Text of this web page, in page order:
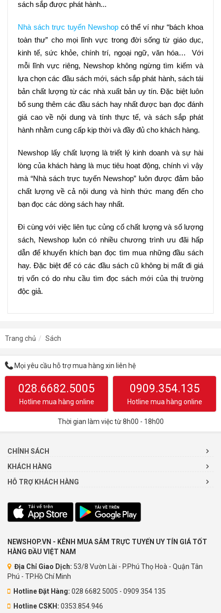
sách sắp được phát hành...
Nhà sách trực tuyến Newshop có thể ví như “bách khoa
toàn thư” cho mọi lĩnh vực trong đời sống từ giáo dục,
kinh tế, sức khỏe, chính trí, ngoại ngữ, văn hóa…  Với
mỗi lĩnh vực riêng, Newshop không ngừng tìm kiếm và
lựa chọn các đầu sách mới, sách sắp phát hành, sách tái
bản chất lượng từ các nhà xuất bản uy tín. Đặc biệt luôn
bổ sung thêm các đầu sách hay nhất được bạn đọc đánh
giá cao về nội dung và tính thực tế, và sách sắp phát
hành nhằm cung cấp kịp thời và đầy đủ cho khách hàng.
Newshop lấy chất lượng là triết lý kinh doanh và sự hài
lòng của khách hàng là mục tiêu hoạt động, chính vì vậy
mà “Nhà sách trực tuyến Newshop” luôn được đảm bảo
chất lượng về cả nội dung và hình thức mang đến cho
bạn đọc các dòng sách hay nhất.
Đi cùng với việc liên tục củng cố chất lượng và số lượng
sách, Newshop luôn có nhiều chương trình ưu đãi hấp
dẫn để khuyến khích bạn đọc tìm mua những đầu sách
hay. Đặc biệt để có các đầu sách cũ không bị mất đi giá
trị vốn có do nhu cầu tìm đọc sách mới của thị trường
độc giả.
Trang chủ Sách
Mọi yêu cầu hỗ trợ mua hàng xin liên hệ
028.6682.5005
Hotline mua hàng online
0909.354.135
Hotline mua hàng online
Thời gian làm việc từ 8h00 - 18h00
CHÍNH SÁCH
KHÁCH HÀNG
HỖ TRỢ KHÁCH HÀNG
NEWSHOP.VN - KÊNH MUA SẮM TRỰC TUYẾN UY TÍN GIÁ TỐT
HÀNG ĐẦU VIỆT NAM
Địa Chỉ Giao Dịch: 53/8 Vườn Lài - P.Phú Thọ Hoà - Quận Tân
Phú - TP.Hồ Chí Minh
Hotline Đặt Hàng: 028 6682 5005 - 0909 354 135
Hotline CSKH: 0353.854.946